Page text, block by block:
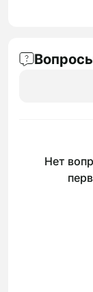
Нет